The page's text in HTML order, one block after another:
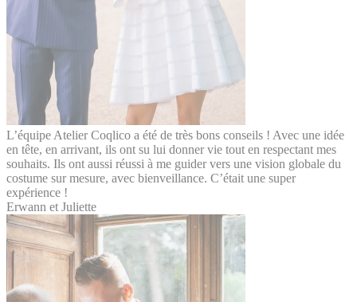
L’équipe Atelier Coqlico a été de très bons conseils ! Avec une idée
en tête, en arrivant, ils ont su lui donner vie tout en respectant mes
souhaits. Ils ont aussi réussi à me guider vers une vision globale du
costume sur mesure, avec bienveillance. C’était une super
expérience !
Erwann et Juliette